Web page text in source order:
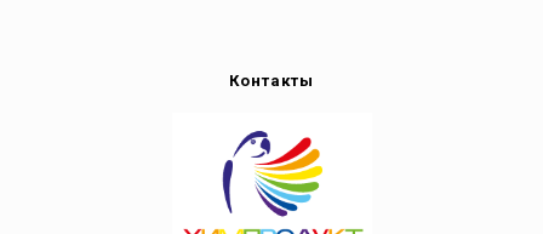
Контакты